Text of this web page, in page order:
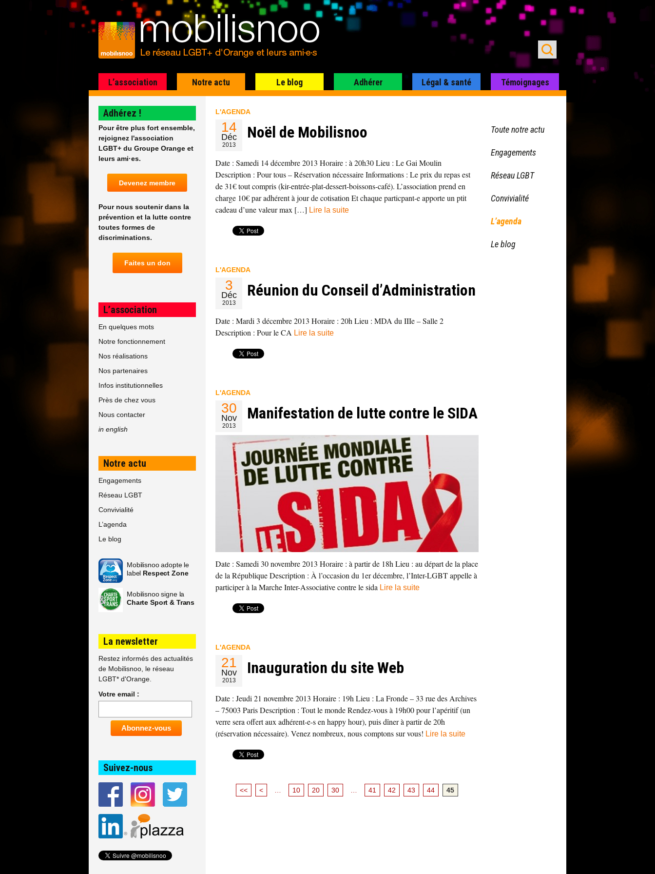
L’association Notre actu Le blog Adhérer Légal & santé Témoignages
L'AGENDA
14
Déc
2013
Noël de Mobilisnoo
Date : Samedi 14 décembre 2013 Horaire : à 20h30 Lieu : Le Gai Moulin
Description : Pour tous – Réservation nécessaire Informations : Le prix du repas est
de 31€ tout compris (kir-entrée-plat-dessert-boissons-café). L’association prend en
charge 10€ par adhérent à jour de cotisation Et chaque particpant-e apporte un ptit
cadeau d’une valeur max […] Lire la suite
L'AGENDA
3
Déc
2013
Réunion du Conseil d’Administration
Date : Mardi 3 décembre 2013 Horaire : 20h Lieu : MDA du IIIe – Salle 2
Description : Pour le CA Lire la suite
L'AGENDA
30
Nov
2013
Manifestation de lutte contre le SIDA
Date : Samedi 30 novembre 2013 Horaire : à partir de 18h Lieu : au départ de la place
de la République Description : À l’occasion du 1er décembre, l’Inter-LGBT appelle à
participer à la Marche Inter-Associative contre le sida Lire la suite
L'AGENDA
21
Nov
2013
Inauguration du site Web
Date : Jeudi 21 novembre 2013 Horaire : 19h Lieu : La Fronde – 33 rue des Archives
– 75003 Paris Description : Tout le monde Rendez-vous à 19h00 pour l’apéritif (un
verre sera offert aux adhérent-e-s en happy hour), puis dîner à partir de 20h
(réservation nécessaire). Venez nombreux, nous comptons sur vous! Lire la suite
<< < 10 20 30 41 42 43 44 45
Adhérez !
Pour être plus fort ensemble,
rejoignez l'association
LGBT+ du Groupe Orange et
leurs ami·es.
Devenez membre
Pour nous soutenir dans la
prévention et la lutte contre
toutes formes de
discriminations.
Faites un don
L’association
En quelques mots
Notre fonctionnement
Nos réalisations
Nos partenaires
Infos institutionnelles
Près de chez vous
Nous contacter
in english
Notre actu
Engagements
Réseau LGBT
Convivialité
L’agenda
Le blog
Mobilisnoo adopte le
label Respect Zone
Mobilisnoo signe la
Charte Sport & Trans
La newsletter
Restez informés des actualités
de Mobilisnoo, le réseau
LGBT* d'Orange.
Votre email :
Suivez-nous
Toute notre actu
Engagements
Réseau LGBT
Convivialité
L’agenda
Le blog